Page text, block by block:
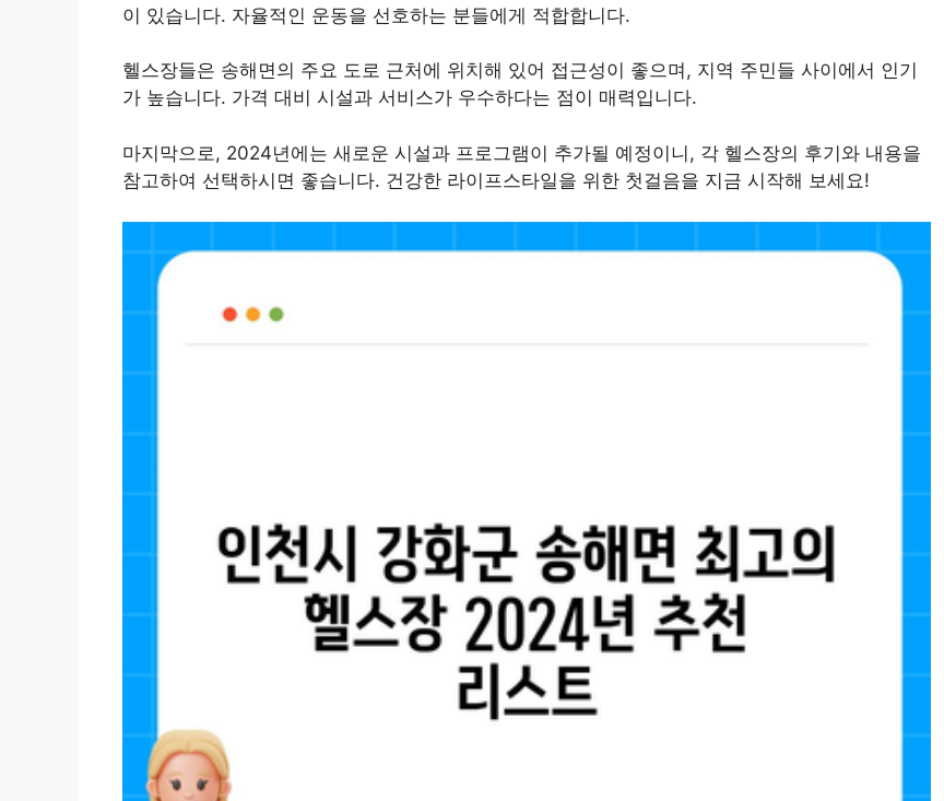
이 있습니다. 자율적인 운동을 선호하는 분들에게 적합합니다.
헬스장들은 송해면의 주요 도로 근처에 위치해 있어 접근성이 좋으며, 지역 주민들 사이에서 인기
가 높습니다. 가격 대비 시설과 서비스가 우수하다는 점이 매력입니다.
마지막으로, 2024년에는 새로운 시설과 프로그램이 추가될 예정이니, 각 헬스장의 후기와 내용을
참고하여 선택하시면 좋습니다. 건강한 라이프스타일을 위한 첫걸음을 지금 시작해 보세요!